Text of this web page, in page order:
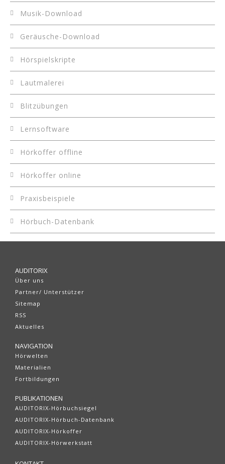
Musik-Download
Geräusche-Download
Hörspielskripte
Lautmalerei
Blitzübungen
Lernsoftware
Hörkoffer offline
Hörkoffer online
Praxisbeispiele
Hörbuch-Datenbank
AUDITORIX
Über uns
Partner/ Unterstützer
Sitemap
RSS
Aktuelles
NAVIGATION
Hörwelten
Materialien
Fortbildungen
PUBLIKATIONEN
AUDITORIX-Hörbuchsiegel
AUDITORIX-Hörbuch-Datenbank
AUDITORIX-Hörkoffer
AUDITORIX-Hörwerkstatt